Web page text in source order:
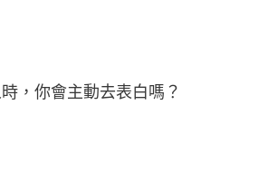
，你會主動去表白嗎？